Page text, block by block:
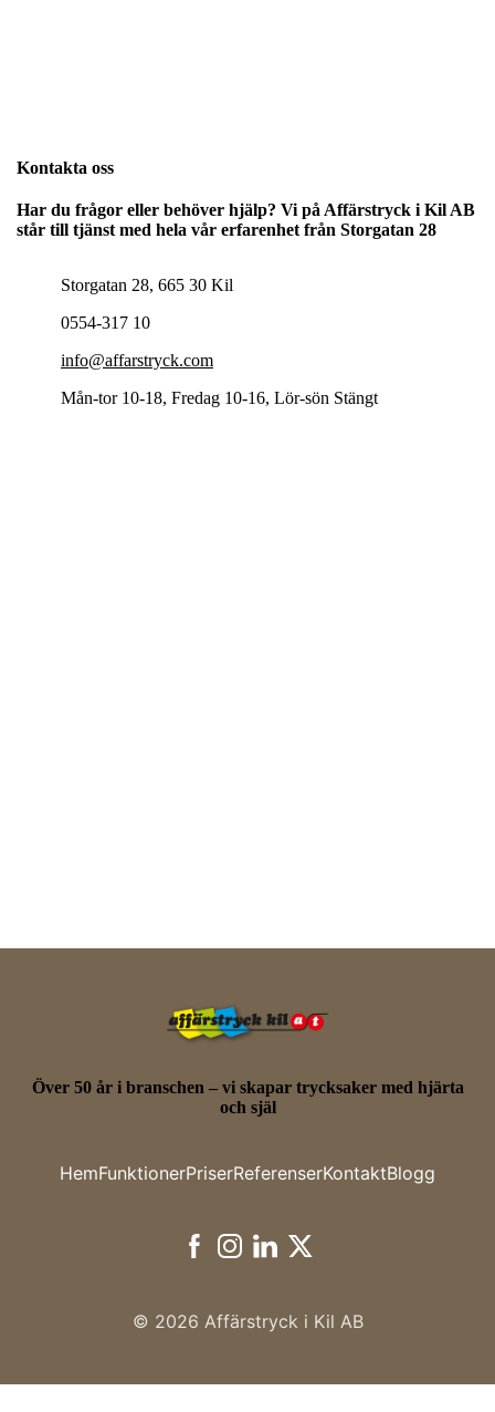
Kontakta oss
Har du frågor eller behöver hjälp? Vi på Affärstryck i Kil AB
står till tjänst med hela vår erfarenhet från Storgatan 28
Storgatan 28, 665 30 Kil
0554-317 10
info@affarstryck.com
Mån-tor 10-18, Fredag 10-16, Lör-sön Stängt
Över 50 år i branschen – vi skapar trycksaker med hjärta
och själ
HemFunktionerPriserReferenserKontaktBlogg
© 2026 Affärstryck i Kil AB